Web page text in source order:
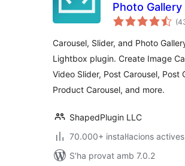
Photo Gallery
Lightbox,
Carousel
Carousel, Slider, and Photo
Lightbox plugin. Create Image
Video Slider, Post Carousel, Post
Product Carousel, and more.
ShapedPlugin LLC
70.000+ instal·lacions actives
S'ha provat amb 7.0.2